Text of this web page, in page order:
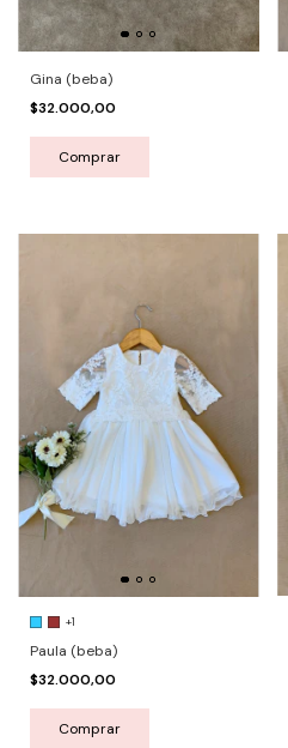
Gina (beba)
$32.000,00
Comprar
+1
Paula (beba)
$32.000,00
Comprar